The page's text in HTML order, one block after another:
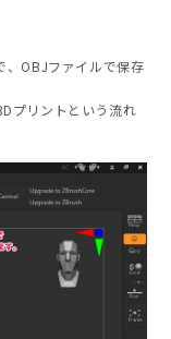
OBJファイルで保存
プリントという流れ